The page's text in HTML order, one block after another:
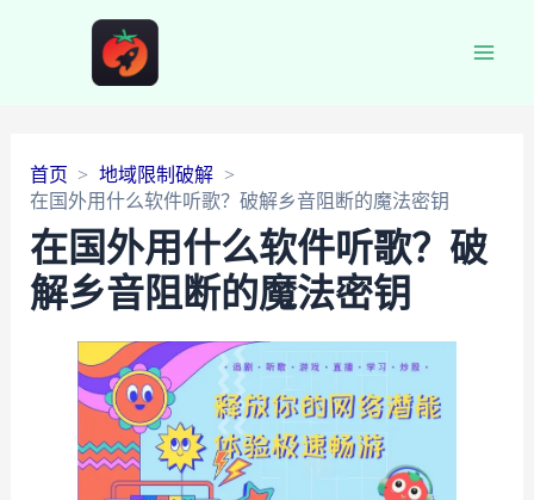
首页
地域限制破解
在国外用什么软件听歌？破解乡音阻断的魔法密钥
在国外用什么软件听歌？破
解乡音阻断的魔法密钥